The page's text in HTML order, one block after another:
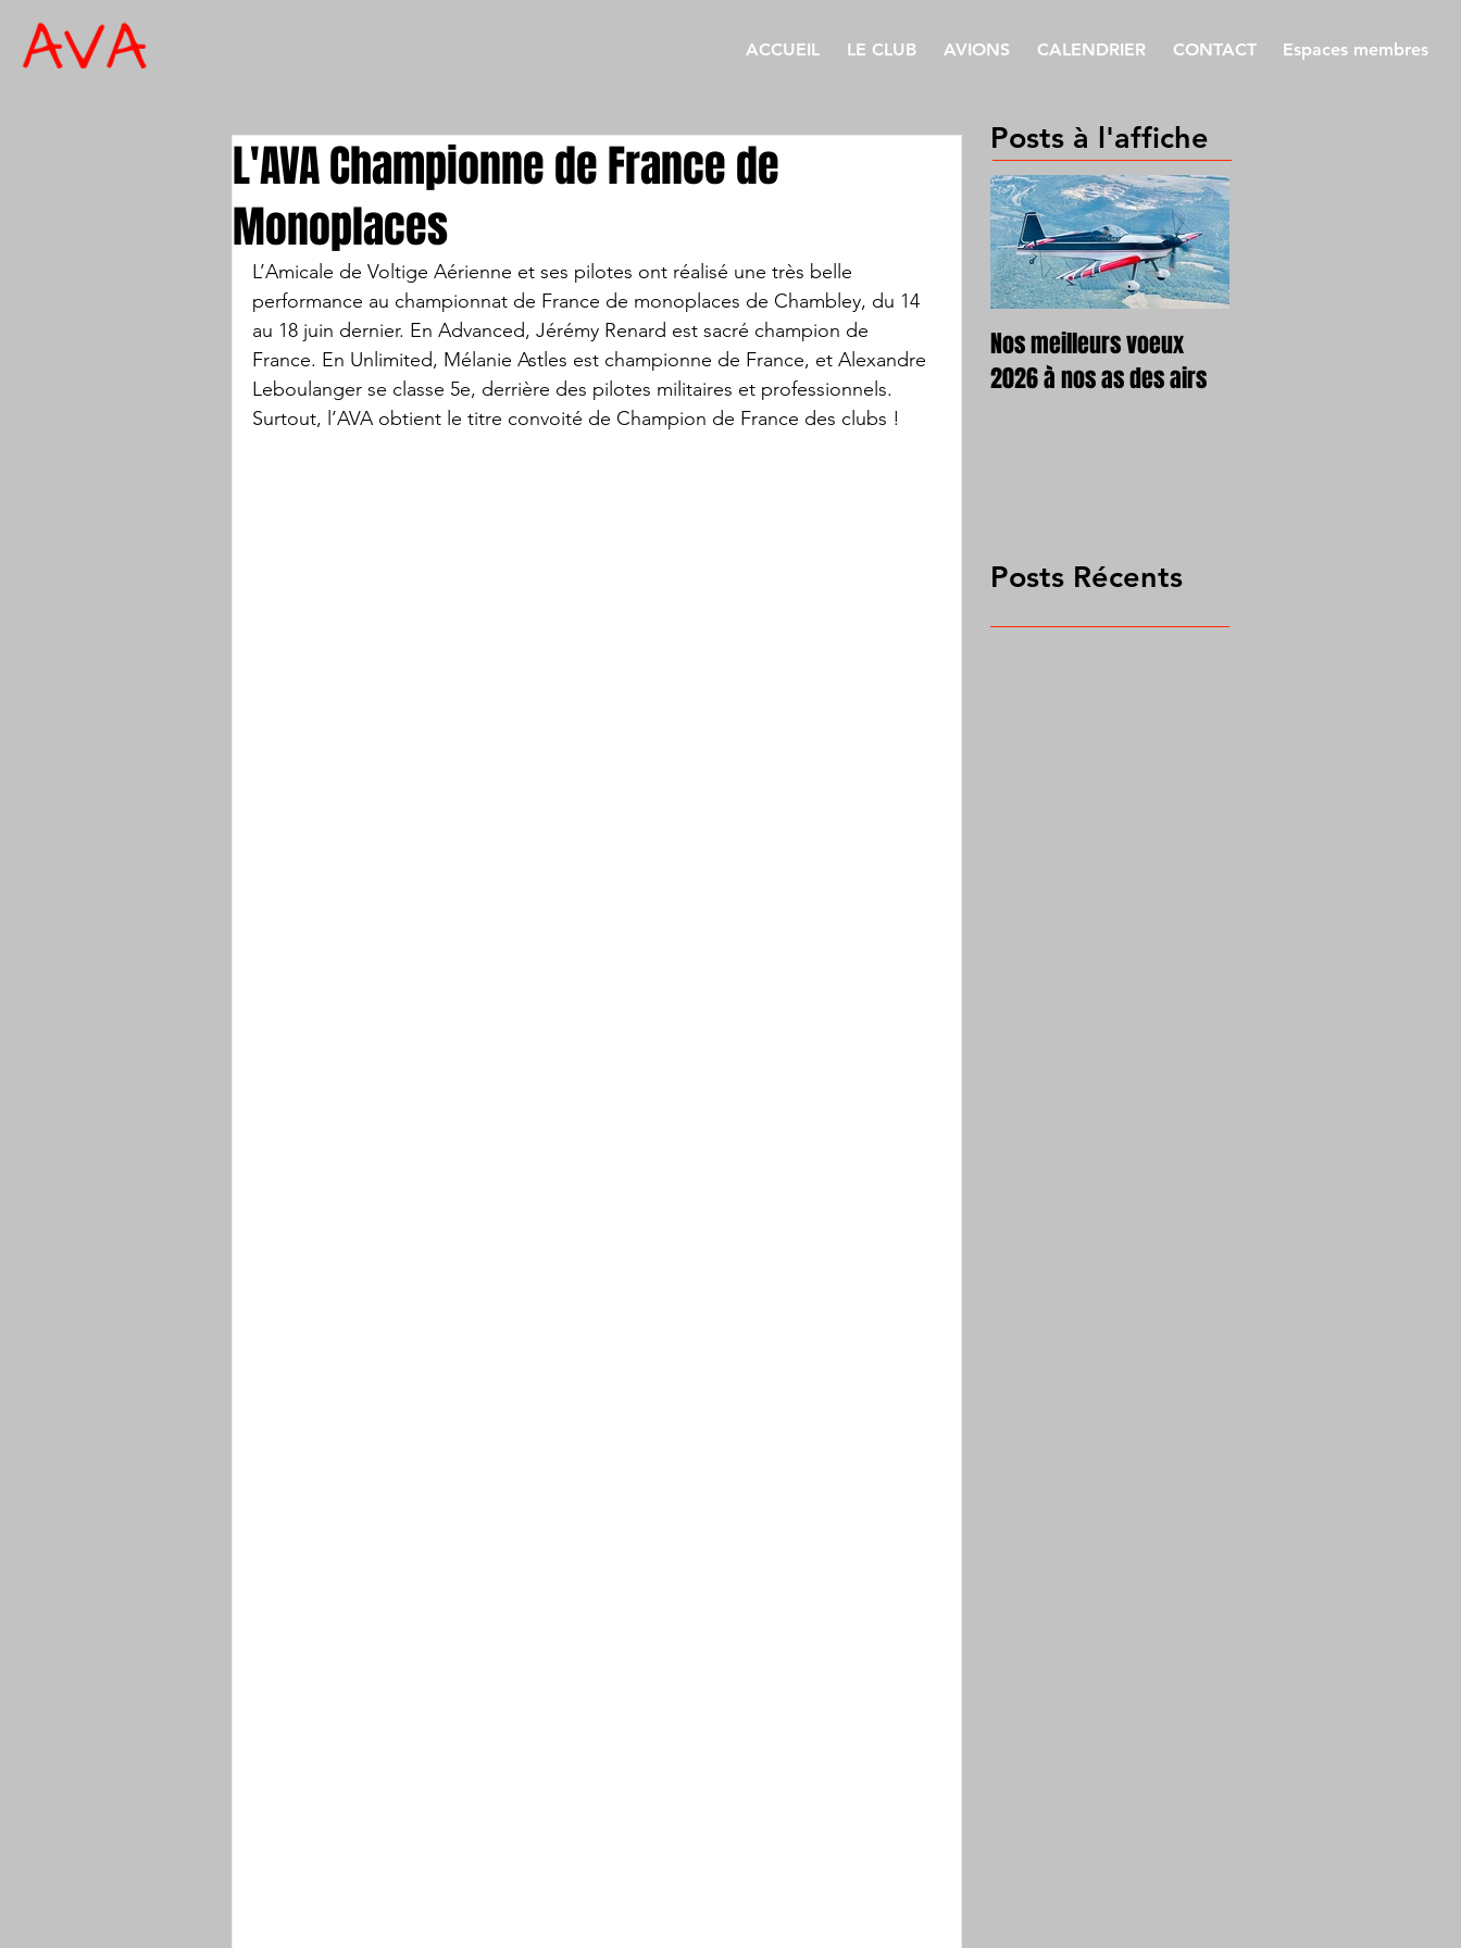
ACCUEIL LE CLUB AVIONS CALENDRIER CONTACT Espaces membres
L'AVA Championne de France de
Monoplaces
L’Amicale de Voltige Aérienne et ses pilotes ont réalisé une très belle
performance au championnat de France de monoplaces de Chambley, du 14
au 18 juin dernier. En Advanced, Jérémy Renard est sacré champion de
France. En Unlimited, Mélanie Astles est championne de France, et Alexandre
Leboulanger se classe 5e, derrière des pilotes militaires et professionnels.
Surtout, l’AVA obtient le titre convoité de Champion de France des clubs !
Posts à l'affiche
Nos meilleurs voeux
2026 à nos as des airs
Posts Récents